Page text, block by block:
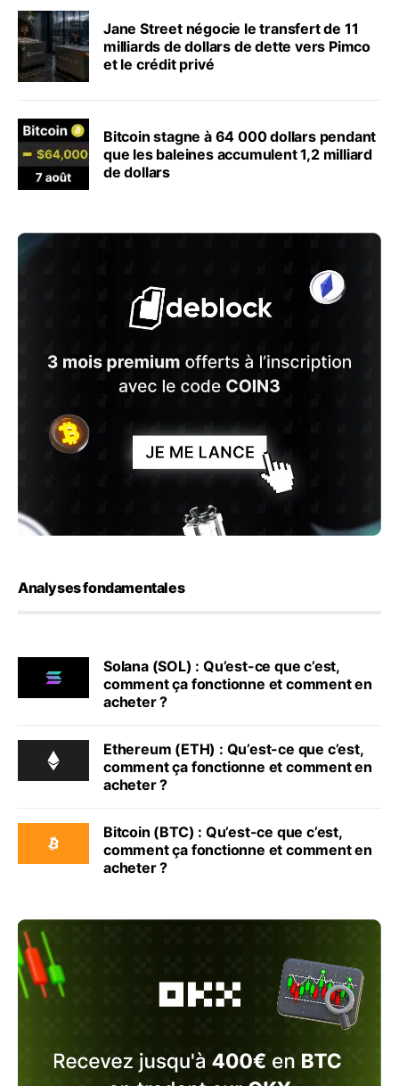
Jane Street négocie le transfert de 11
milliards de dollars de dette vers Pimco
et le crédit privé
Bitcoin stagne à 64 000 dollars pendant
que les baleines accumulent 1,2 milliard
de dollars
Analyses fondamentales
Solana (SOL) : Qu’est-ce que c’est,
comment ça fonctionne et comment en
acheter ?
Ethereum (ETH) : Qu’est-ce que c’est,
comment ça fonctionne et comment en
acheter ?
Bitcoin (BTC) : Qu’est-ce que c’est,
comment ça fonctionne et comment en
acheter ?